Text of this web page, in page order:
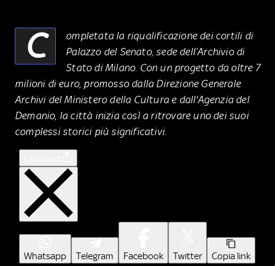
C
ompletata la riqualificazione dei cortili di
Palazzo del Senato, sede dell’Archivio di
Stato di Milano. Con un progetto da oltre 7
milioni di euro, promosso dalla Direzione Generale
Archivi del Ministero della Cultura e dall'Agenzia del
Demanio, la città inizia così a ritrovare uno dei suoi
complessi storici più significativi.
Whatsapp Telegram Facebook Twitter Copia link